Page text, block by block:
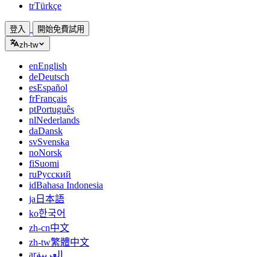
trTürkçe
登入
開始免費試用
zh-tw
enEnglish
deDeutsch
esEspañol
frFrançais
ptPortuguês
nlNederlands
daDansk
svSvenska
noNorsk
fiSuomi
ruРусский
idBahasa Indonesia
ja 日本語
ko한국어
zh-cn中文
zh-tw繁體中文
arالعربية